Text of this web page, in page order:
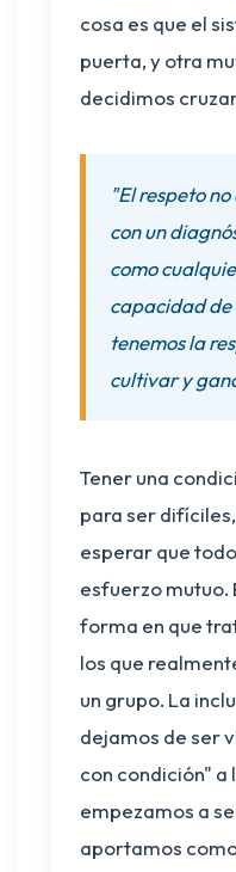
cosa es que el
puerta, y otra
decidimos
"El respeto
con un
como
capacidad de
tenemos la
cultivar y
Tener una
para ser
esperar que
esfuerzo mutuo.
forma en que
los que
un grupo. La
dejamos de ser
con condición" a
empezamos a
aportamos